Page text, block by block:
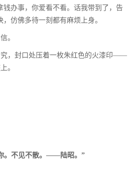
钱办事，你爱看不看。话我带到了，告
仿佛多待一刻都有麻烦上身。
。
，封口处压着一枚朱红色的火漆印——
。
。不见不散。——陆昭。”